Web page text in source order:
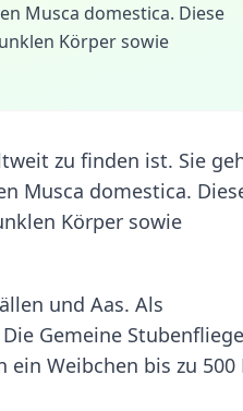
Musca domestica. Diese
Körper sowie
zu finden ist. Sie
Musca domestica.
Körper sowie
und Aas. Als
Gemeine
ein Weibchen bis zu 500